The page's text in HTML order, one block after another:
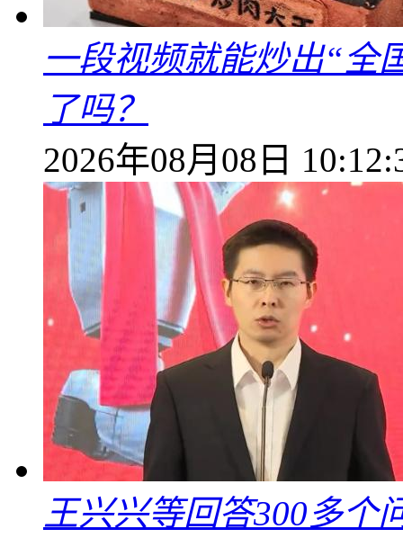
一段视频就能炒出“全
了吗？
2026年08月08日
王兴兴等回答300多个